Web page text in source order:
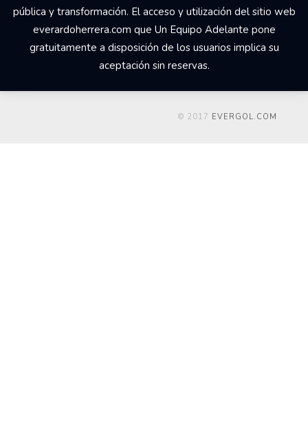
pública y transformación. El acceso y utilización del sitio web
everardoherrera.com que Un Equipo Adelante pone
gratuitamente a disposición de los usuarios implica su
aceptación sin reservas.
© 2017 EVERGOL.COM